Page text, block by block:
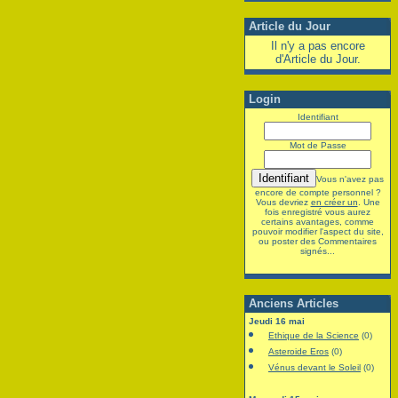
Article du Jour
Il n'y a pas encore
d'Article du Jour.
Login
Identifiant
Mot de Passe
Vous n'avez pas
encore de compte personnel ?
Vous devriez en créer un . Une
fois enregistré vous aurez
certains avantages, comme
pouvoir modifier l'aspect du site,
ou poster des Commentaires
signés...
Anciens Articles
Jeudi 16 mai
Ethique de la Science (0)
Asteroide Eros (0)
Vénus devant le Soleil (0)